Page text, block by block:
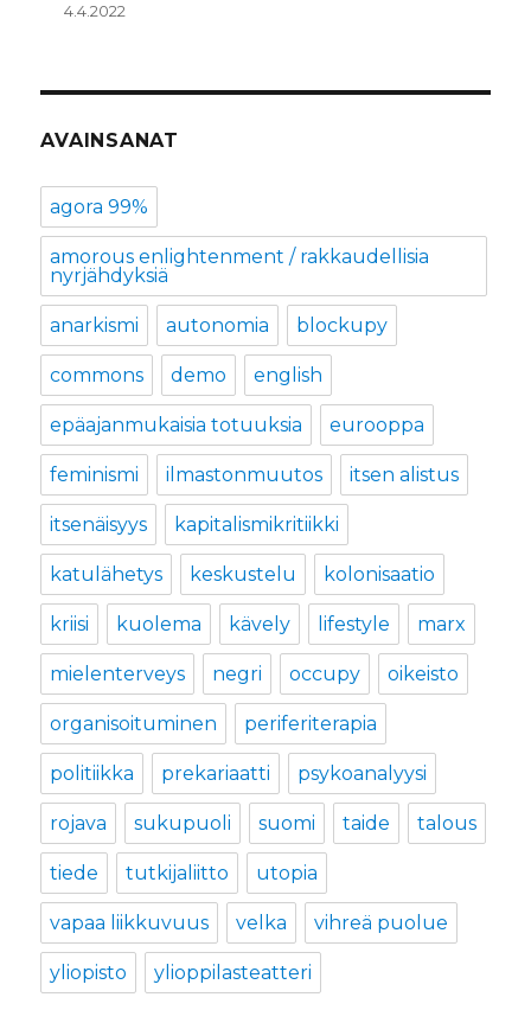
4.4.2022
AVAINSANAT
agora 99%
amorous enlightenment / rakkaudellisia
nyrjähdyksiä
anarkismi autonomia blockupy
commons demo english
epäajanmukaisia totuuksia eurooppa
feminismi ilmastonmuutos itsen alistus
itsenäisyys kapitalismikritiikki
katulähetys keskustelu kolonisaatio
kriisi kuolema kävely lifestyle marx
mielenterveys negri occupy oikeisto
organisoituminen periferiterapia
politiikka prekariaatti psykoanalyysi
rojava sukupuoli suomi taide talous
tiede tutkijaliitto utopia
vapaa liikkuvuus velka vihreä puolue
yliopisto ylioppilasteatteri